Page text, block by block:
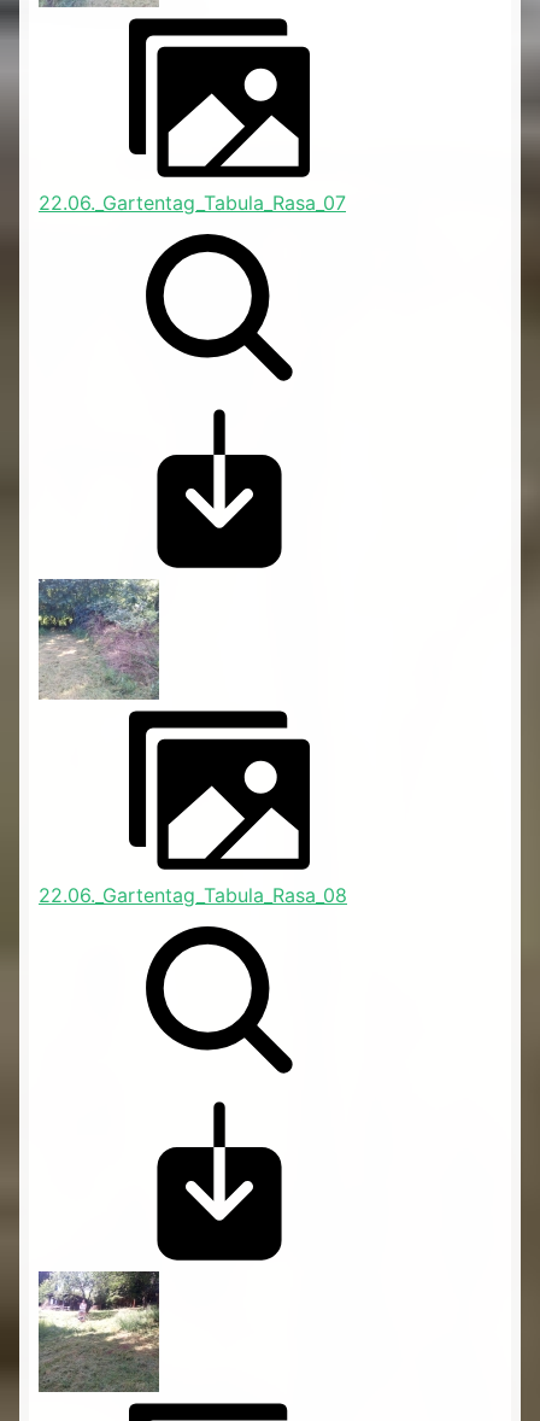
22.06._Gartentag_Tabula_Rasa_07
22.06._Gartentag_Tabula_Rasa_08